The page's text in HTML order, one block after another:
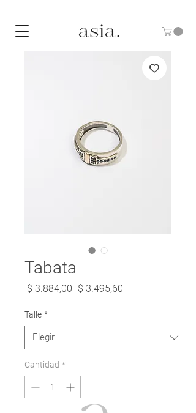
Tabata
$ 3.884,00 Precio
$ 3.495,60
Talle *
Cantidad *